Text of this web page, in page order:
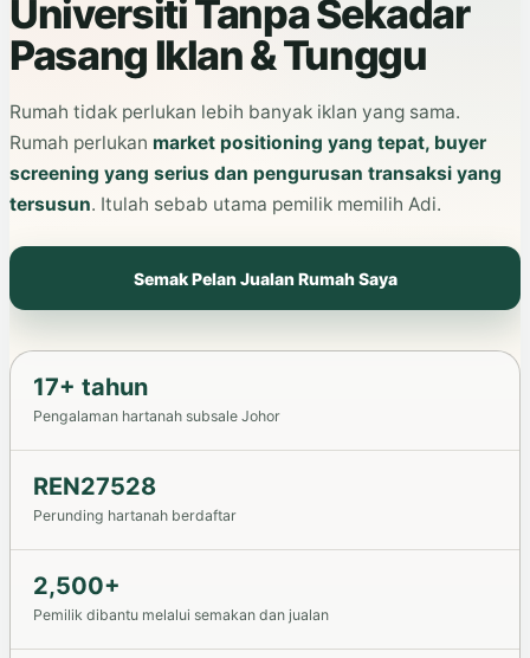
Universiti Tanpa Sekadar
Pasang Iklan & Tunggu
Rumah tidak perlukan lebih banyak iklan yang sama.
Rumah perlukan market positioning yang tepat, buyer
screening yang serius dan pengurusan transaksi yang
tersusun. Itulah sebab utama pemilik memilih Adi.
Semak Pelan Jualan Rumah Saya
17+ tahun
Pengalaman hartanah subsale Johor
REN27528
Perunding hartanah berdaftar
2,500+
Pemilik dibantu melalui semakan dan jualan